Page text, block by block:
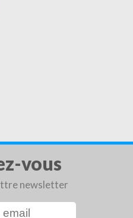
vous
newsletter